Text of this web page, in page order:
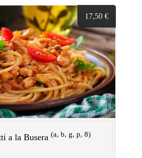
17,50 €
a la Busera (a, b, g, p, 8)